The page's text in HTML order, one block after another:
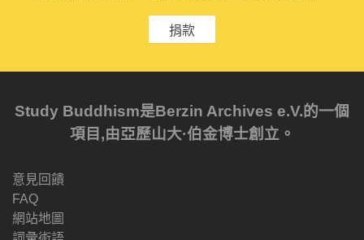
捐款
Study Buddhism是Berzin Archives e.V.的一個
項目,由亞歷山大·伯金博士創立。
意見回饋
FAQ
網站地圖